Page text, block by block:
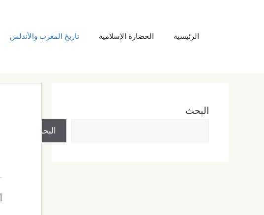
الرئيسية الحضارة الإسلامية تاريخ المغرب والأندلس
البحث
البحث